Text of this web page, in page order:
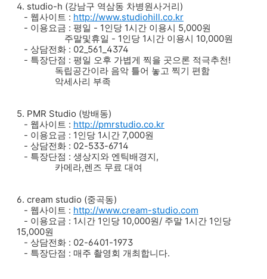
4. studio-h (강남구 역삼동 차병원사거리)
- 웹사이트 : http://www.studiohill.co.kr
- 이용요금 : 평일 - 1인당 1시간 이용시 5,000원
주말및휴일 - 1인당 1시간 이용시 10,000원
- 상담전화 : 02_561_4374
- 특장단점 : 평일 오후 가볍게 찍을 곳으론 적극추천!
독립공간이라 음악 틀어 놓고 찍기 편함
악세사리 부족
5. PMR Studio (방배동)
- 웹사이트 : http://pmrstudio.co.kr
- 이용요금 : 1인당 1시간 7,000원
- 상담전화 : 02-533-6714
- 특장단점 : 생상지와 엔틱배경지,
카메라,렌즈 무료 대여
6. cream studio (중곡동)
- 웹사이트 : http://www.cream-studio.com
- 이용요금 : 1시간 1인당 10,000원/ 주말 1시간 1인당
15,000원
- 상담전화 : 02-6401-1973
- 특장단점 : 매주 촬영회 개최합니다.